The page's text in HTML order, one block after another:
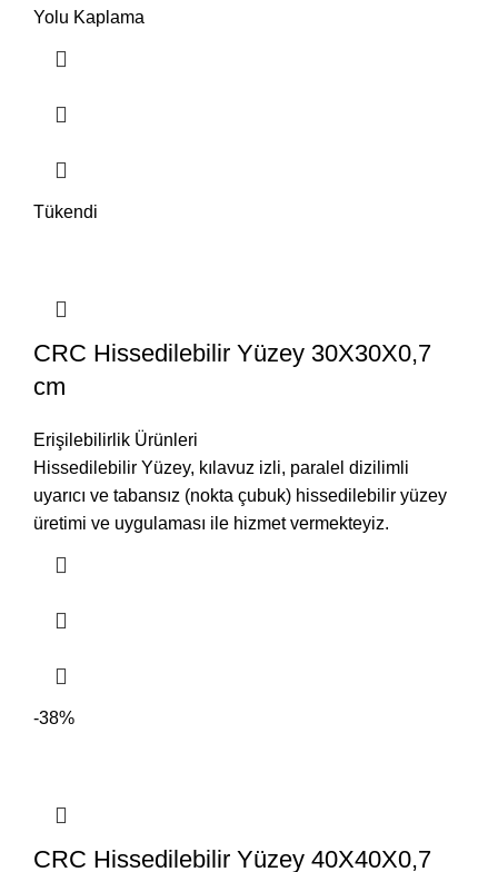
Yolu Kaplama
Tükendi
CRC Hissedilebilir Yüzey 30X30X0,7
cm
Erişilebilirlik Ürünleri
Hissedilebilir Yüzey, kılavuz izli, paralel dizilimli
uyarıcı ve tabansız (nokta çubuk) hissedilebilir yüzey
üretimi ve uygulaması ile hizmet vermekteyiz.
-38%
CRC Hissedilebilir Yüzey 40X40X0,7